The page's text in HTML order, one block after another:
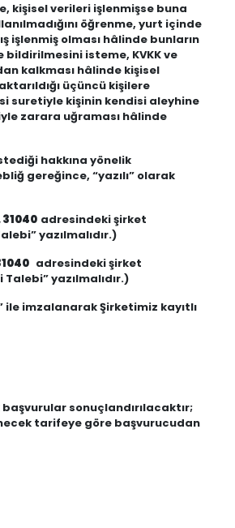
kişisel verileri işlenmişse buna
öğrenme, yurt içinde
işlenmiş olması hâlinde bunların
isteme, KVKK ve
kalkması hâlinde kişisel
üçüncü kişilere
suretiyle kişinin kendisi aleyhine
zarara uğraması hâlinde
hakkına yönelik
gereğince, “yazılı” olarak
31040 adresindeki şirket
yazılmalıdır.)
adresindeki şirket
yazılmalıdır.)
ile imzalanarak Şirketimiz kayıtlı
sonuçlandırılacaktır;
tarifeye göre başvurucudan